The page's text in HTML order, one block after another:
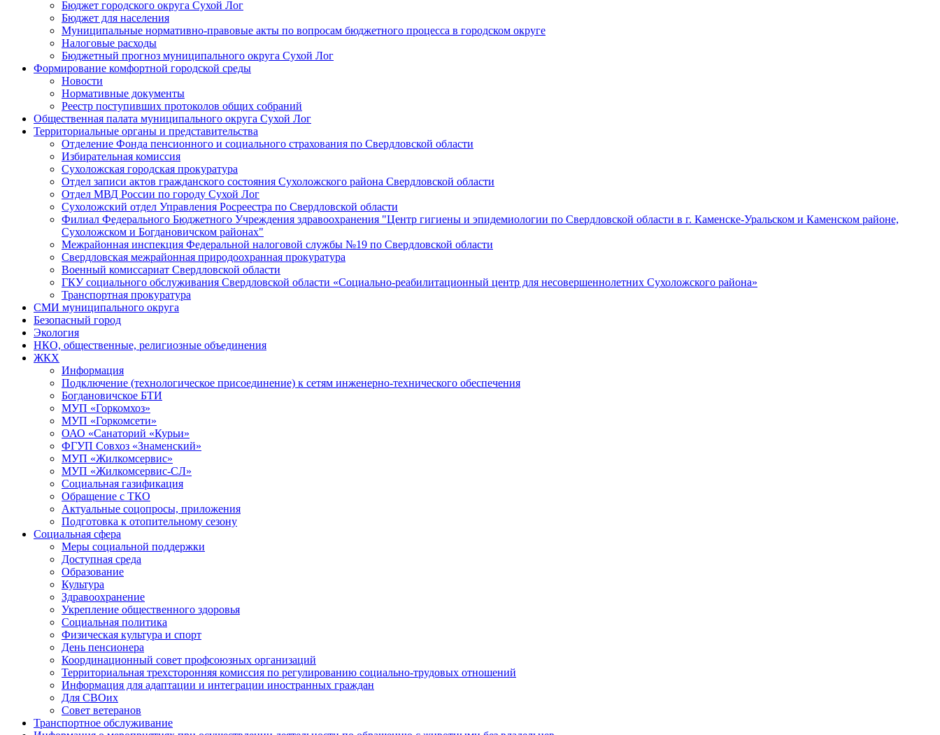
Бюджет городского округа Сухой Лог
Бюджет для населения
Муниципальные нормативно-правовые акты по вопросам бюджетного процесса в городском округе
Налоговые расходы
Бюджетный прогноз муниципального округа Сухой Лог
Формирование комфортной городской среды
Новости
Нормативные документы
Реестр поступивших протоколов общих собраний
Общественная палата муниципального округа Сухой Лог
Территориальные органы и представительства
Отделение Фонда пенсионного и социального страхования по Свердловской области
Избирательная комиссия
Сухоложская городская прокуратура
Отдел записи актов гражданского состояния Сухоложского района Свердловской области
Отдел МВД России по городу Сухой Лог
Сухоложский отдел Управления Росреестра по Свердловской области
Филиал Федерального Бюджетного Учреждения здравоохранения "Центр гигиены и эпидемиологии по Свердловской области в г. Каменске-Уральском и Каменском районе,
Сухоложском и Богдановичском районах"
Межрайонная инспекция Федеральной налоговой службы №19 по Свердловской области
Свердловская межрайонная природоохранная прокуратура
Военный комиссариат Свердловской области
ГКУ социального обслуживания Свердловской области «Социально-реабилитационный центр для несовершеннолетних Сухоложского района»
Транспортная прокуратура
СМИ муниципального округа
Безопасный город
Экология
НКО, общественные, религиозные объединения
ЖКХ
Информация
Подключение (технологическое присоединение) к сетям инженерно-технического обеспечения
Богдановичское БТИ
МУП «Горкомхоз»
МУП «Горкомсети»
ОАО «Санаторий «Курьи»
ФГУП Совхоз «Знаменский»
МУП «Жилкомсервис»
МУП «Жилкомсервис-СЛ»
Социальная газификация
Обращение с ТКО
Актуальные соцопросы, приложения
Подготовка к отопительному сезону
Социальная сфера
Меры социальной поддержки
Доступная среда
Образование
Культура
Здравоохранение
Укрепление общественного здоровья
Социальная политика
Физическая культура и спорт
День пенсионера
Координационный совет профсоюзных организаций
Территориальная трехсторонняя комиссия по регулированию социально-трудовых отношений
Информация для адаптации и интеграции иностранных граждан
Для СВОих
Совет ветеранов
Транспортное обслуживание